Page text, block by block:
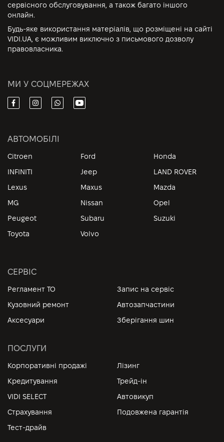
сервісного обслуговування, а також багато іншого
онлайн.
Будь-яке використання матеріалів, що розміщені на сайті
VIDI.UA, є можливим виключно з письмового дозволу
правовласника.
МИ У СОЦМЕРЕЖАХ
АВТОМОБІЛІ
Citroen Ford
Honda
INFINITI
Jeep
LAND ROVER
Lexus
Maxus
Mazda
MG
Nissan
Opel
Peugeot
Subaru
Suzuki
Toyota
Volvo
СЕРВІС
Регламент ТО
Запис на сервіс
Кузовний ремонт
Автозапчастини
Аксесуари
Зберігання шин
ПОСЛУГИ
Корпоративні продажі
Лізинг
Кредитування
Трейд-ін
VIDI SELECT
Автовикуп
Страхування
Подовжена гарантія
Тест-драйв